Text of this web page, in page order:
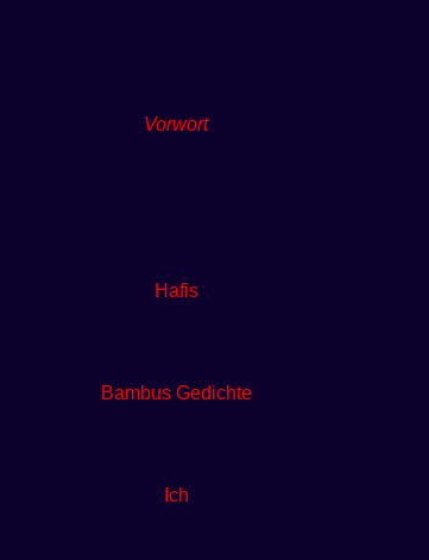
Vorwort
Hafis
Bambus Gedichte
Ich